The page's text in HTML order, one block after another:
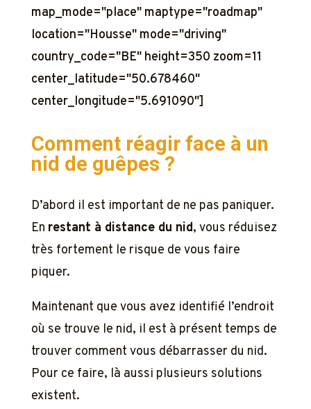
map_mode="place" maptype="roadmap"
location="Housse" mode="driving"
country_code="BE" height=350 zoom=11
center_latitude="50.678460"
center_longitude="5.691090"]
Comment réagir face à un
nid de guêpes ?
D’abord il est important de ne pas paniquer.
En restant à distance du nid, vous réduisez
très fortement le risque de vous faire
piquer.
Maintenant que vous avez identifié l’endroit
où se trouve le nid, il est à présent temps de
trouver comment vous débarrasser du nid.
Pour ce faire, là aussi plusieurs solutions
existent.